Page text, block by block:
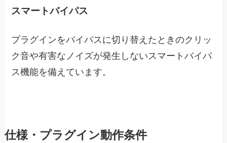
スマートバイパス
プラグインをバイパスに切り替えたときのクリッ
ク音や有害なノイズが発生しないスマートバイパ
ス機能を備えています。
仕様・プラグイン動作条件